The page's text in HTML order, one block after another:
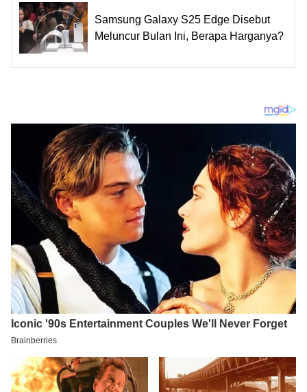
Samsung Galaxy S25 Edge Disebut
Meluncur Bulan Ini, Berapa Harganya?